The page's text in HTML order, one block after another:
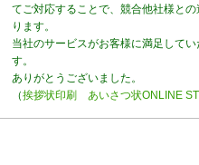
てご対応することで、競合他社様と
ります。
当社のサービスがお客様に満足して
す。
ありがとうございました。
（挨拶状印刷 あいさつ状ONLINE